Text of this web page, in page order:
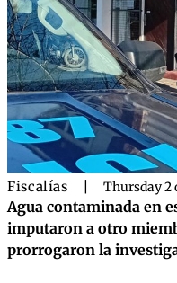
Fiscalías Thursday 2
Agua contaminada en
imputaron a otro
prorrogaron la